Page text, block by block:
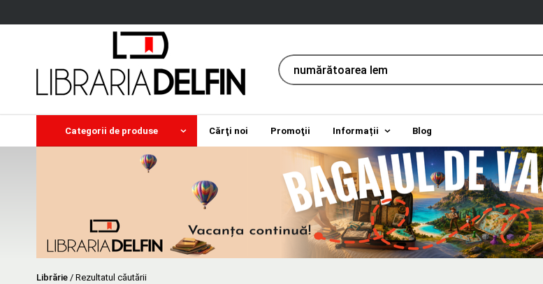
Categorii de produse Cărţi noi Promoţii Informații Blog
Librărie / Rezultatul căutării